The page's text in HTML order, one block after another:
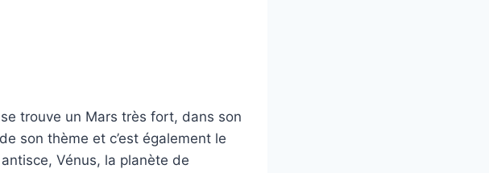
trouve un Mars très fort, dans son
son thème et c’est également le
Vénus, la planète de